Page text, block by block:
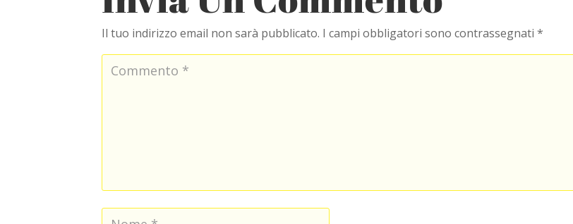
Il tuo indirizzo email non sarà pubblicato. I campi obbligatori sono contrassegnati*